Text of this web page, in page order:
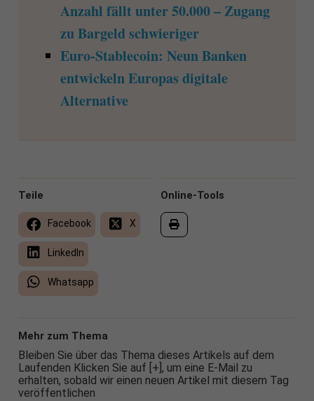
Anzahl fällt unter 50.000 – Zugang
zu Bargeld schwieriger
Euro-Stablecoin: Neun Banken
entwickeln Europas digitale
Alternative
Online-Tools
Teile
Facebook X
LinkedIn
Whatsapp
Mehr zum Thema
Bleiben Sie über das Thema dieses Artikels auf dem
Laufenden Klicken Sie auf [+], um eine E-Mail zu
erhalten, sobald wir einen neuen Artikel mit diesem Tag
veröffentlichen